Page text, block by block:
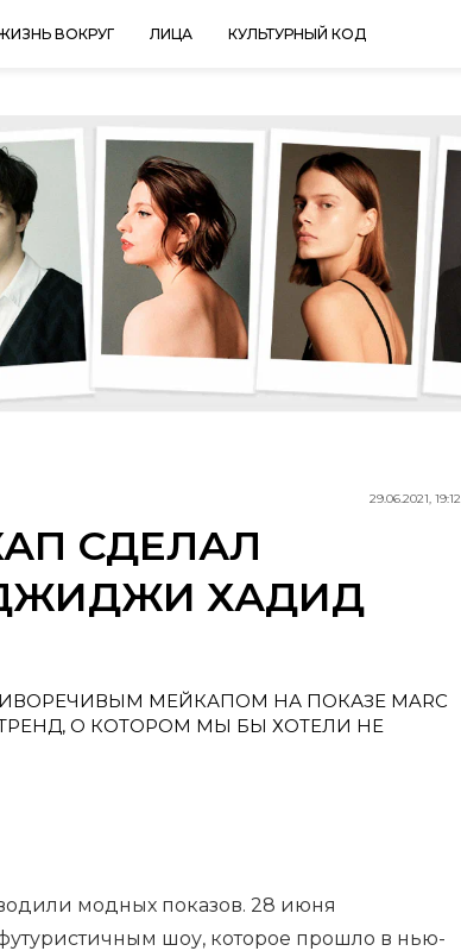
ВОКРУГ ЛИЦА КУЛЬТУРНЫЙ КОД
29.06.2021, 19:12
СДЕЛАЛ
ХАДИД
МЕЙКАПОМ НА ПОКАЗЕ MARC
О КОТОРОМ МЫ БЫ ХОТЕЛИ НЕ
модных показов. 28 июня
шоу, которое прошло в нью-